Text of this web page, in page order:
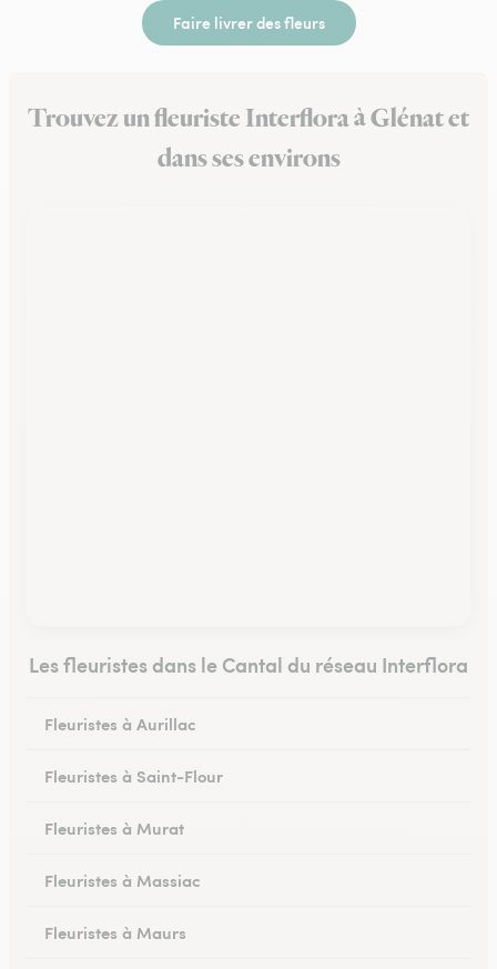
Faire livrer des fleurs
Trouvez un fleuriste Interflora à Glénat et
dans ses environs
Les fleuristes dans le Cantal du réseau Interflora
Fleuristes à Aurillac
Fleuristes à Saint-Flour
Fleuristes à Murat
Fleuristes à Massiac
Fleuristes à Maurs